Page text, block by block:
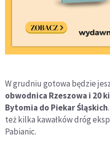
W grudniu gotowa będzie
obwodnica Rzeszowa i 20
Bytomia do Piekar Śląskich
też kilka kawałków dróg
Pabianic.